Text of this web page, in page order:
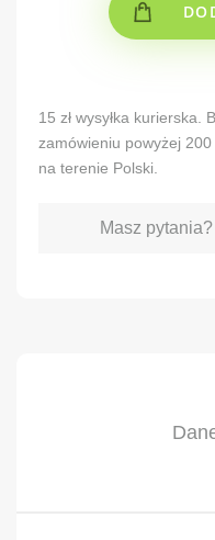
15 zł wysyłka kurierska.
zamówieniu powyżej 200
na terenie Polski.
Masz